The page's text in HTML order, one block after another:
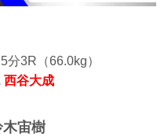
分3R（66.0kg）
西谷大成
宙樹